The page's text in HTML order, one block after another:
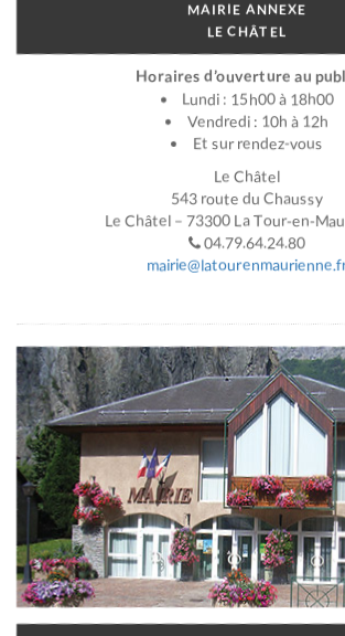
MAIRIE ANNEXE
LE CHÂTEL
Horaires d’ouverture au
Lundi : 15h00 à 18h00
Vendredi : 10h à 12h
Et sur rendez-vous
Le Châtel
543 route du Chaussy
Le Châtel – 73300 La Tour-en-
04.79.64.24.80